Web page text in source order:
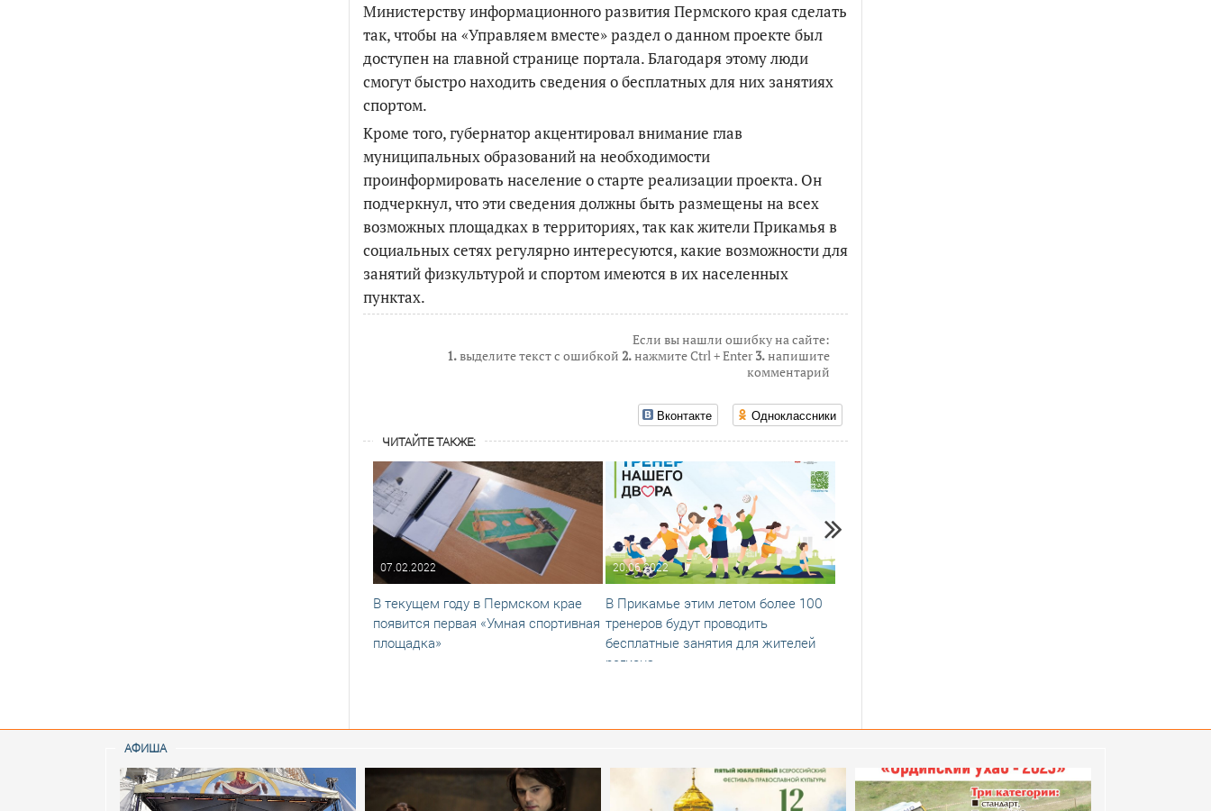
Министерству информационного развития Пермского края сделать
так, чтобы на «Управляем вместе» раздел о данном проекте был
доступен на главной странице портала. Благодаря этому люди
смогут быстро находить сведения о бесплатных для них занятиях
спортом.
Кроме того, губернатор акцентировал внимание глав
муниципальных образований на необходимости
проинформировать население о старте реализации проекта. Он
подчеркнул, что эти сведения должны быть размещены на всех
возможных площадках в территориях, так как жители Прикамья в
социальных сетях регулярно интересуются, какие возможности для
занятий физкультурой и спортом имеются в их населенных
пунктах.
Если вы нашли ошибку на сайте:
1.выделите текст с ошибкой 2.нажмите Ctrl + Enter3.напишите
комментарий
Вконтакте Одноклассники
ЧИТАЙТЕ ТАКЖЕ:
07.02.2022
В текущем году в Пермском крае
появится первая «Умная спортивная
площадка»
20.06.2022
В Прикамье этим летом более 100
тренеров будут проводить
бесплатные занятия для жителей
региона
АФИША